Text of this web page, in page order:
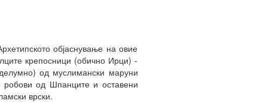
објаснување на овие
крепосници (обично Ирци) -
од муслимански маруни
робови од Шпанците и оставени
врски.